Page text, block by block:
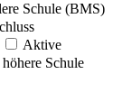
Schule (BMS)
Aktive
Schule